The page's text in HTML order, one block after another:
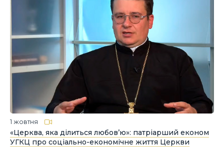
1 жовтня
«Церква, яка ділиться любов’ю»: патріарший економ
УГКЦ про соціально-економічне життя Церкви